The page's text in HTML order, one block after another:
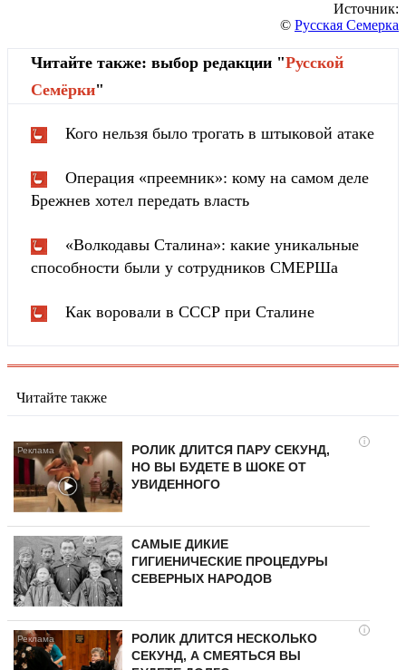
Источник:
© Русская Семерка
Читайте также: выбор редакции "Русской
Cемёрки"
Кого нельзя было трогать в штыковой атаке
Операция «преемник»: кому на самом деле
Брежнев хотел передать власть
«Волкодавы Сталина»: какие уникальные
способности были у сотрудников СМЕРШа
Как воровали в СССР при Сталине
Читайте также
i
РОЛИК ДЛИТСЯ ПАРУ СЕКУНД,
НО ВЫ БУДЕТЕ В ШОКЕ ОТ
УВИДЕННОГО
САМЫЕ ДИКИЕ
ГИГИЕНИЧЕСКИЕ ПРОЦЕДУРЫ
СЕВЕРНЫХ НАРОДОВ
i
РОЛИК ДЛИТСЯ НЕСКОЛЬКО
СЕКУНД, А СМЕЯТЬСЯ ВЫ